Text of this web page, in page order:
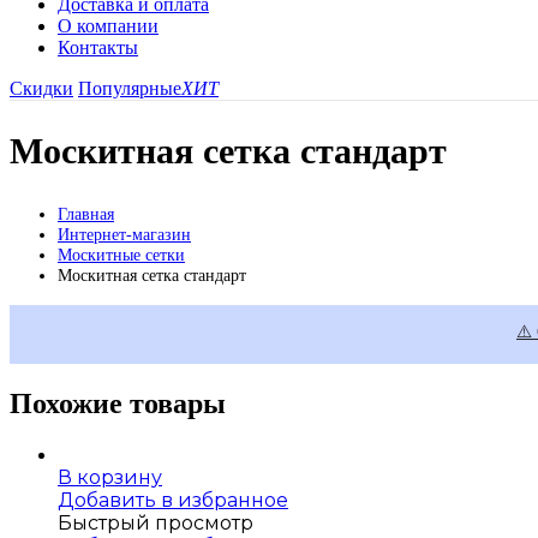
Доставка и оплата
О компании
Контакты
Скидки ПопулярныеХИТ
Москитная сетка стандарт
Главная
Интернет-магазин
Москитные сетки
Москитная сетка стандарт
⚠️
Похожие товары
В корзину
Добавить в избранное
Быстрый просмотр